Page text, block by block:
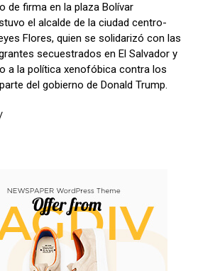
de firma en la plaza Bolívar
el alcalde de la ciudad centro-
Flores, quien se solidarizó con las
secuestrados en El Salvador y
a la política xenofóbica contra los
del gobierno de Donald Trump.